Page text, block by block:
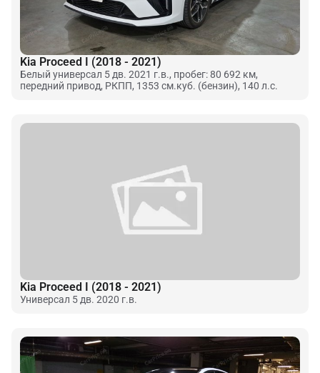
Kia Proceed I (2018 - 2021)
Белый универсал 5 дв. 2021 г.в., пробег: 80 692 км,
передний привод, РКПП, 1353 см.куб. (бензин), 140 л.с.
Kia Proceed I (2018 - 2021)
Универсал 5 дв. 2020 г.в.